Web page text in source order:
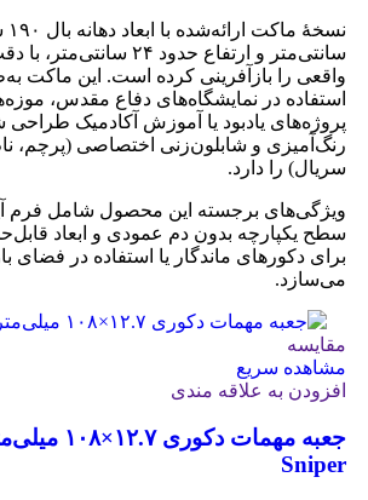
سانتی‌متر و ارتفاع حدود ۲۴
واقعی را بازآفرینی کرده است. این ماکت
استفاده در نمایشگاه‌های دفاع مقدس،
پروژه‌های یادبود یا آموزش آکادمیک طراحی
رنگ‌آمیزی و شابلون‌زنی اختصاصی (پرچم،
سریال) را دارد.
ویژگی‌های برجسته این محصول شامل فرم
سطح یکپارچه بدون دم عمودی و ابعاد
برای دکورهای ماندگار یا استفاده در فضای
می‌سازد.
مقایسه
مشاهده سریع
افزودن به علاقه مندی
Sniper